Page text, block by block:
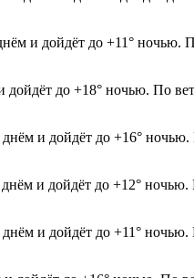
и дойдёт до +11°
до +18° ночью. По
и дойдёт до +16°
и дойдёт до +12°
и дойдёт до +11°